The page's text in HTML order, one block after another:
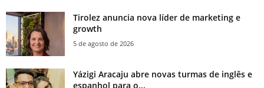
Tirolez anuncia nova líder de marketing e
growth
5 de agosto de 2026
Yázigi Aracaju abre novas turmas de inglês e
espanhol para o...